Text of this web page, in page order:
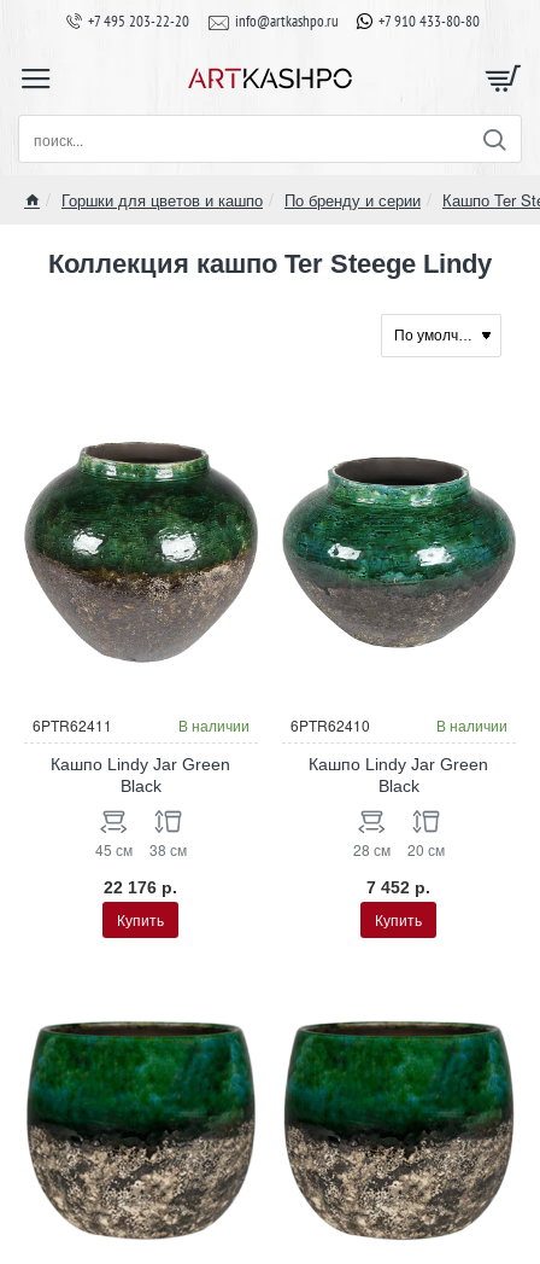
+7 495 203-22-20 info@artkashpo.ru +7 910 433-80-80
поиск...
Горшки для цветов и кашпо По бренду и серии Кашпо Ter
Коллекция кашпо Ter Steege Lindy
6PTR62411 В наличии
Кашпо Lindy Jar Green
Black
45 см 38 см
22 176 р.
Купить
6PTR62410 В наличии
Кашпо Lindy Jar Green
Black
28 см 20 см
7 452 р.
Купить